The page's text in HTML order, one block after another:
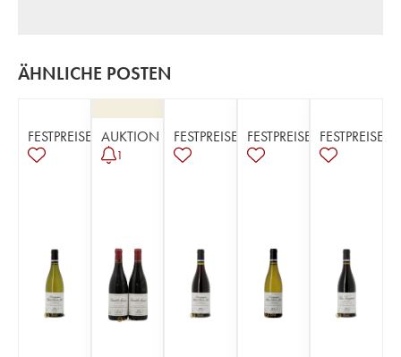
ÄHNLICHE POSTEN
FESTPREISE AUKTION
1
FESTPREISE FESTPREISE FESTPREISE